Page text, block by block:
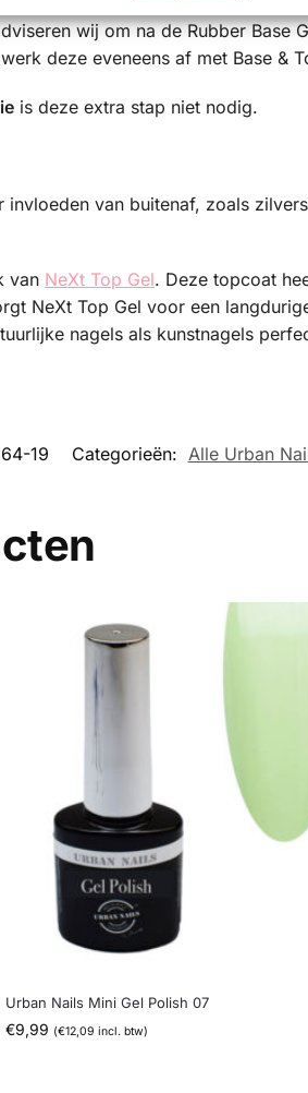
wij om na de Rubber Base
deze eveneens af met Base &
is deze extra stap niet nodig.
invloeden van buitenaf, zoals
van NeXt Top Gel. Deze topcoat
NeXt Top Gel voor een
nagels als kunstnagels
19 Categorieën: Alle Urban
Urban Nails Mini Gel Polish 07
€9,99 (€12,09 incl. btw)